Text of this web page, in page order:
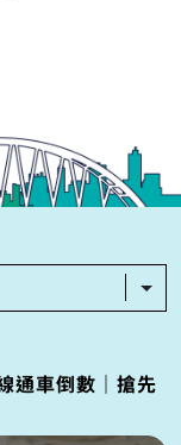
通車倒數｜搶先